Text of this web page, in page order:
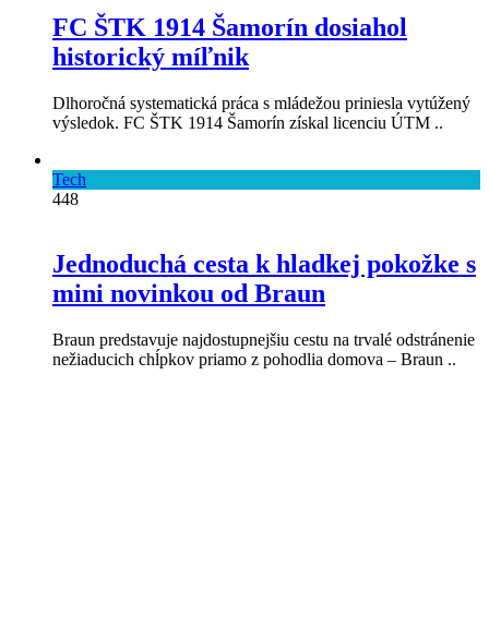
FC ŠTK 1914 Šamorín dosiahol
historický míľnik
Dlhoročná systematická práca s mládežou priniesla vytúžený
výsledok. FC ŠTK 1914 Šamorín získal licenciu ÚTM ..
Tech
448
Jednoduchá cesta k hladkej pokožke s
mini novinkou od Braun
Braun predstavuje najdostupnejšiu cestu na trvalé odstránenie
nežiaducich chĺpkov priamo z pohodlia domova – Braun ..